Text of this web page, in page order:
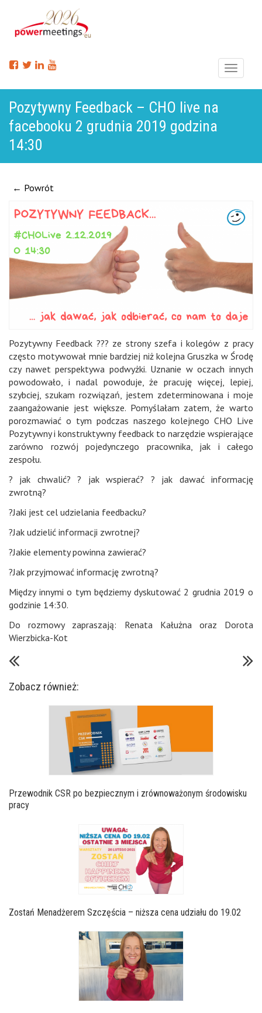
Menu
Pozytywny Feedback – CHO live na
facebooku 2 grudnia 2019 godzina
14:30
← Powrót
Pozytywny Feedback??? ze strony szefa i kolegów z pracy
często motywował mnie bardziej niż kolejnaGruszka w Środę
czy nawet perspektywa podwyżki. Uznanie w oczach innych
powodowało, i nadal powoduje, że pracuję więcej, lepiej,
szybciej, szukam rozwiązań, jestem zdeterminowana i moje
zaangażowanie jest większe. Pomyślałam zatem, że warto
porozmawiać o tym podczas naszego kolejnego CHO Live
Pozytywny i konstruktywny feedbackto narzędzie wspierające
zarówno rozwój pojedynczego pracownika, jak i całego
zespołu.
? jak chwalić? ? jakwspierać? ? jak dawać informację
zwrotną?
?Jaki jest cel udzielania feedbacku?
?Jak udzielić informacji zwrotnej?
?Jakie elementy powinna zawierać?
?Jak przyjmować informację zwrotną?
Między innymi o tym będziemy dyskutować 2 grudnia 2019 o
godzinie 14:30.
Do rozmowy zapraszają: Renata Kałużna oraz Dorota
Wierzbicka-Kot
Zobacz również:
Przewodnik CSR po bezpiecznym i zrównoważonym środowisku
pracy
Zostań Menadżerem Szczęścia – niższa cena udziału do 19.02